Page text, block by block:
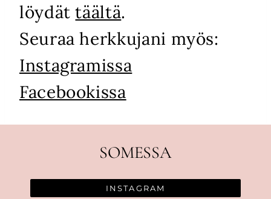
löydättäältä.
Seuraa herkkujani myös:
Instagramissa
Facebookissa
SOMESSA
INSTAGRAM